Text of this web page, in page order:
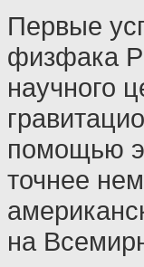
Первые
физфака
научного
помощью
точнее
на